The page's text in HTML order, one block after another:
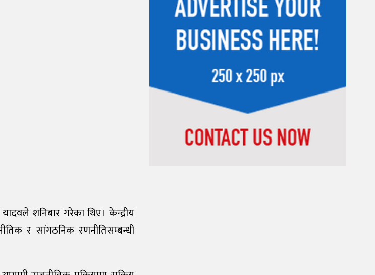
यादवले शनिबार गरेका थिए। केन्द्रीय
र सांगठनिक रणनीतिसम्बन्धी